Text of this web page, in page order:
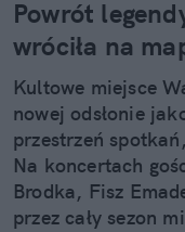
Powrót
wróciła na
Kultowe miejsce
nowej odsłonie
przestrzeń
Na koncertach
Brodka, Fisz
przez cały sezon